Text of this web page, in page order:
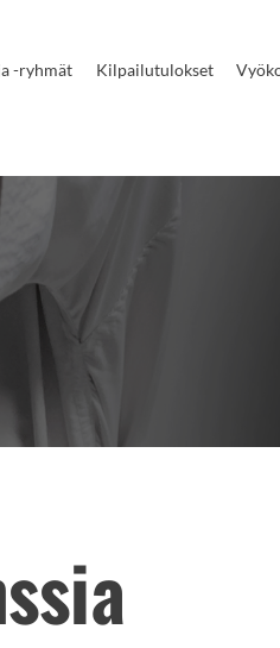
-ryhmät Kilpailutulokset